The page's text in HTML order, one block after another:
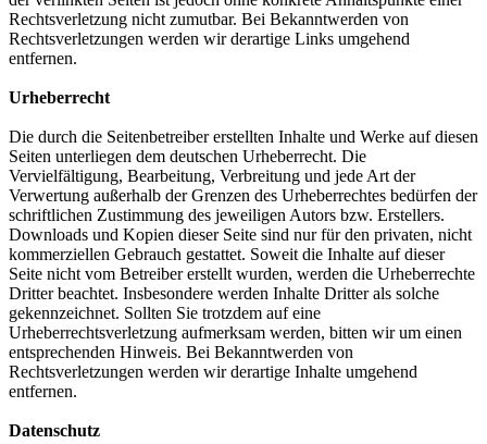
Rechtsverletzung nicht zumutbar. Bei Bekanntwerden von
Rechtsverletzungen werden wir derartige Links umgehend
entfernen.
Urheberrecht
Die durch die Seitenbetreiber erstellten Inhalte und Werke auf diesen
Seiten unterliegen dem deutschen Urheberrecht. Die
Vervielfältigung, Bearbeitung, Verbreitung und jede Art der
Verwertung außerhalb der Grenzen des Urheberrechtes bedürfen der
schriftlichen Zustimmung des jeweiligen Autors bzw. Erstellers.
Downloads und Kopien dieser Seite sind nur für den privaten, nicht
kommerziellen Gebrauch gestattet. Soweit die Inhalte auf dieser
Seite nicht vom Betreiber erstellt wurden, werden die Urheberrechte
Dritter beachtet. Insbesondere werden Inhalte Dritter als solche
gekennzeichnet. Sollten Sie trotzdem auf eine
Urheberrechtsverletzung aufmerksam werden, bitten wir um einen
entsprechenden Hinweis. Bei Bekanntwerden von
Rechtsverletzungen werden wir derartige Inhalte umgehend
entfernen.
Datenschutz